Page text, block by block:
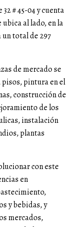
# 45-04 y cuenta
ubica al lado, en la
un total de 297
de mercado se
pintura en el
construcción de
de los
instalación
plantas
con este
en
y bebidas, y
mercados,